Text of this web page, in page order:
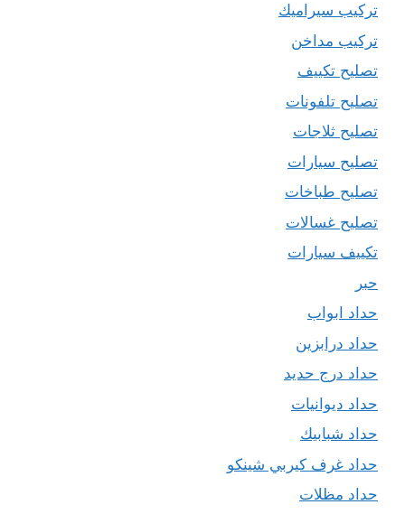
تركيب سيراميك
تركيب مداخن
تصليح تكييف
تصليح تلفونات
تصليح ثلاجات
تصليح سيارات
تصليح طباخات
تصليح غسالات
تكييف سيارات
حبر
حداد ابواب
حداد درابزين
حداد درج حديد
حداد ديوانيات
حداد شبابيك
حداد غرف كيربي شينكو
حداد مظلات